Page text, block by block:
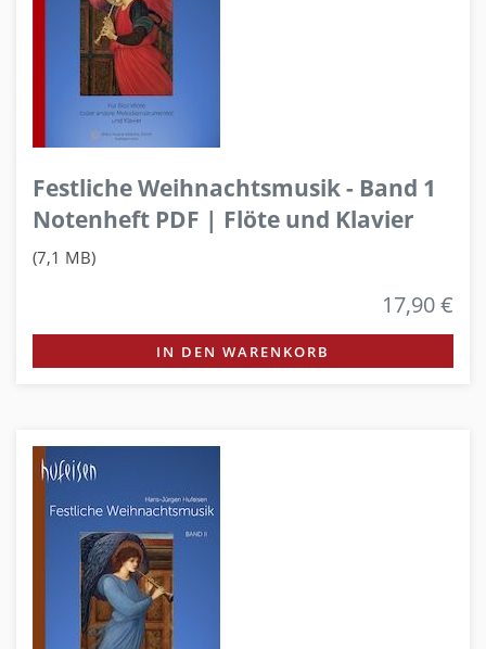
Festliche Weihnachtsmusik - Band 1
Notenheft PDF | Flöte und Klavier
(7,1 MB)
17,90 €
IN DEN WARENKORB